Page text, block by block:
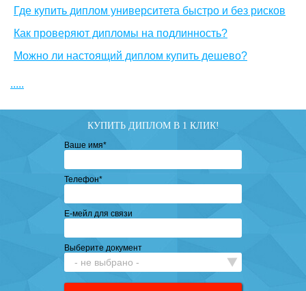
Где купить диплом университета быстро и без рисков
Как проверяют дипломы на подлинность?
Можно ли настоящий диплом купить дешево?
.....
КУПИТЬ ДИПЛОМ В 1 КЛИК!
Ваше имя*
Телефон*
Е-мейл для связи
Выберите документ